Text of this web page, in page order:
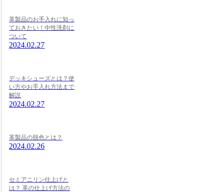
革製品のお手入れに知っ
ておきたい！中性洗剤に
ついて
2024.02.27
デッキシューズとは？使
い方やお手入れ方法まで
解説
2024.02.27
革製品の脱色とは？
2024.02.26
セミアニリン仕上げと
は？ 革の仕上げ方法の